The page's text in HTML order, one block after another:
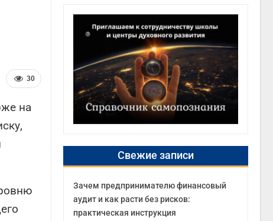
30
на
Свежие записи
Зачем предпринимателю финансовый
аудит и как расти без рисков:
практическая инструкция